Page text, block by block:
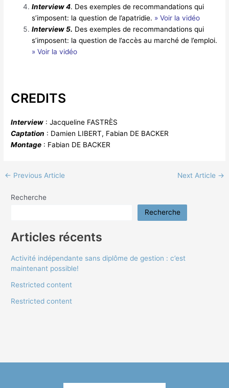
Interview 4. Des exemples de recommandations qui
s’imposent: la question de l’apatridie. » Voir la vidéo
Interview 5. Des exemples de recommandations qui
s’imposent: la question de l’accès au marché de l’emploi.
» Voir la vidéo
CREDITS
Interview : Jacqueline FASTRÈS
Captation : Damien LIBERT, Fabian DE BACKER
Montage : Fabian DE BACKER
← Previous Article Next Article →
Recherche
Recherche
Articles récents
Activité indépendante sans diplôme de gestion : c’est
maintenant possible!
Restricted content
Restricted content